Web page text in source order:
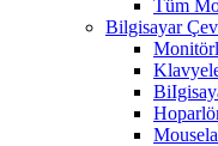
Tüm
Bilgisayar